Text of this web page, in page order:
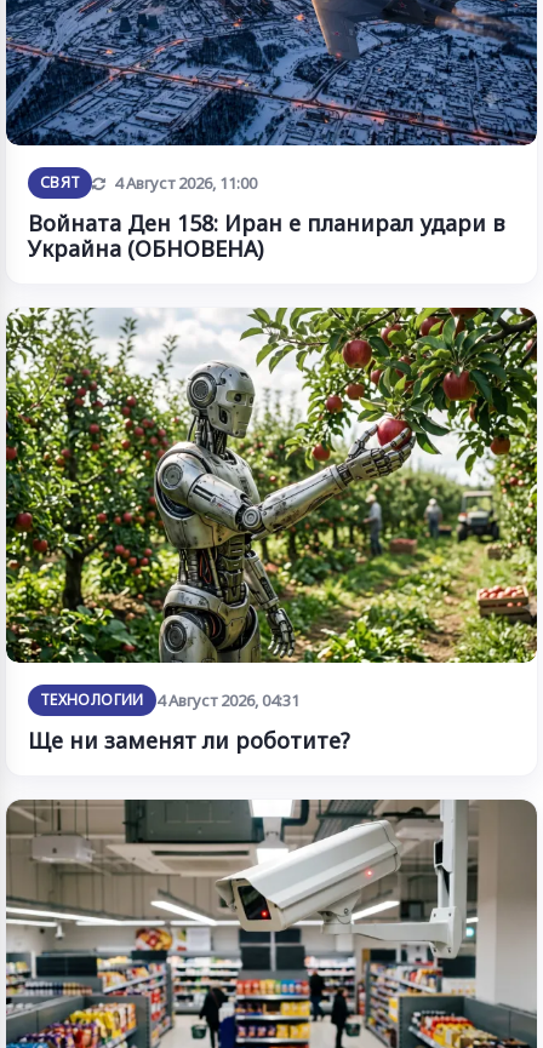
СВЯТ Обновена
4 Август 2026, 11:00
Войната Ден 158: Иран е планирал удари в
Украйна (ОБНОВЕНА)
ТЕХНОЛОГИИ 4 Август 2026, 04:31
Ще ни заменят ли роботите?